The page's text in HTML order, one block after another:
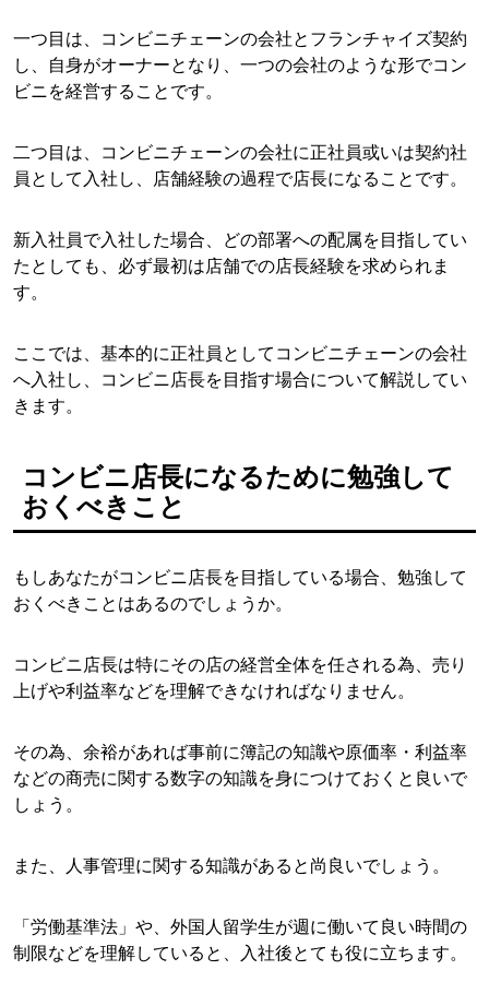
一つ目は、コンビニチェーンの会社とフランチャイズ契約
し、自身がオーナーとなり、一つの会社のような形でコン
ビニを経営することです。
二つ目は、コンビニチェーンの会社に正社員或いは契約社
員として入社し、店舗経験の過程で店長になることです。
新入社員で入社した場合、どの部署への配属を目指してい
たとしても、必ず最初は店舗での店長経験を求められま
す。
ここでは、基本的に正社員としてコンビニチェーンの会社
へ入社し、コンビニ店長を目指す場合について解説してい
きます。
コンビニ店長になるために勉強して
おくべきこと
もしあなたがコンビニ店長を目指している場合、勉強して
おくべきことはあるのでしょうか。
コンビニ店長は特にその店の経営全体を任される為、売り
上げや利益率などを理解できなければなりません。
その為、余裕があれば事前に簿記の知識や原価率・利益率
などの商売に関する数字の知識を身につけておくと良いで
しょう。
また、人事管理に関する知識があると尚良いでしょう。
「労働基準法」や、外国人留学生が週に働いて良い時間の
制限などを理解していると、入社後とても役に立ちます。